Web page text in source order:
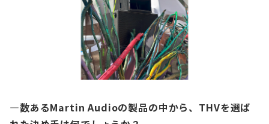
—数あるMartin Audioの製品の中から、THVを選ば